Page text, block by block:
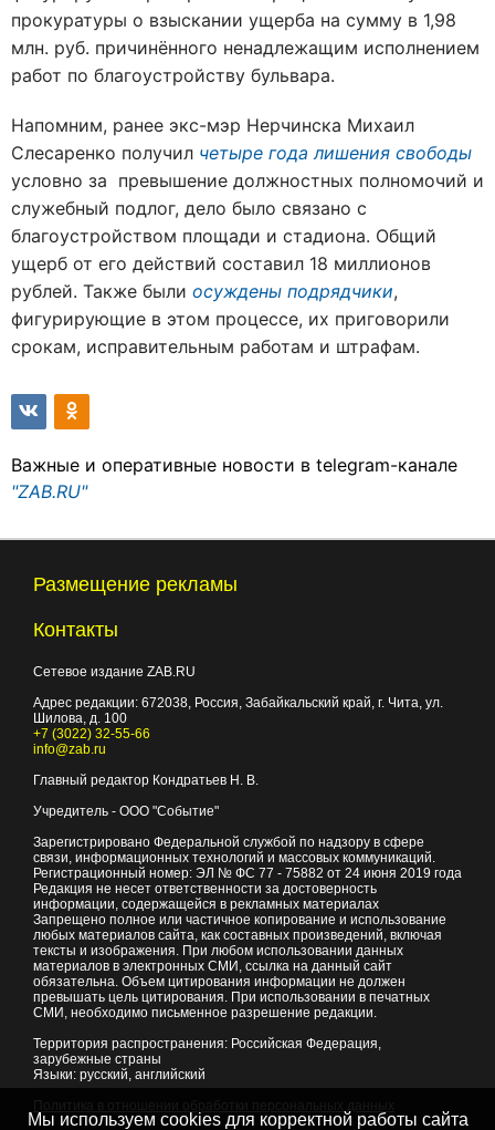
прокуратуры о взыскании ущерба на сумму в 1,98
млн. руб. причинённого ненадлежащим исполнением
работ по благоустройству бульвара.
Напомним, ранее экс-мэр Нерчинска Михаил
Слесаренко получил четыре года лишения свободы
условно за превышение должностных полномочий и
служебный подлог, дело было связано с
благоустройством площади и стадиона. Общий
ущерб от его действий составил 18 миллионов
рублей. Также были осуждены подрядчики,
фигурирующие в этом процессе, их приговорили
срокам, исправительным работам и штрафам.
Важные и оперативные новости в telegram-канале
"ZAB.RU"
Размещение рекламы
Контакты
Сетевое издание ZAB.RU
Адрес редакции: 672038 , Россия, Забайкальский край, г. Чита ул.
Шилова, д. 100
+7 (3022) 32-55-66
info@zab.ru
Главный редактор Кондратьев Н. В.
Учредитель - ООО "Событие"
Зарегистрировано Федеральной службой по надзору в сфере
связи, информационных технологий и массовых коммуникаций.
Регистрационный номер: ЭЛ № ФС 77 - 75882 от 24 июня 2019 года
Редакция не несет ответственности за достоверность
информации, содержащейся в рекламных материалах
Запрещено полное или частичное копирование и использование
любых материалов сайта, как составных произведений, включая
тексты и изображения. При любом использовании данных
материалов в электронных СМИ, ссылка на данный сайт
обязательна. Объем цитирования информации не должен
превышать цель цитирования. При использовании в печатных
СМИ, необходимо письменное разрешение редакции.
Территория распространения: Российская Федерация,
зарубежные страны
Языки: русский, английский
Мы используем cookies для корректной работы сайта